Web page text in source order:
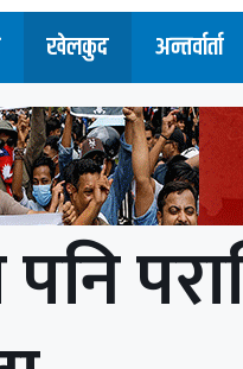
खेलकुद अन्तर्वार्ता